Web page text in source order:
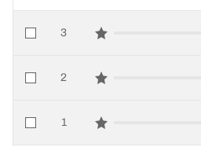
3
star reviews
2
star reviews
1
star reviews